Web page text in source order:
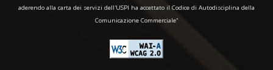
aderendo alla carta dei servizi dell'USPI ha accettato il Codice di Autodisciplina della
Comunicazione Commerciale"